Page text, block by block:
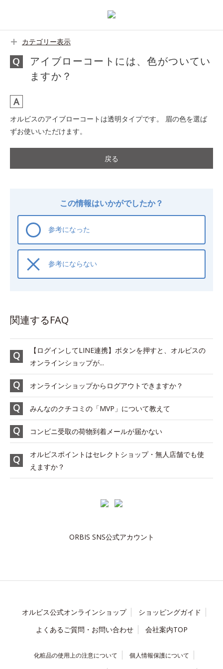
カテゴリー表示
アイブローコートには、色がついてい
ますか？
オルビスのアイブローコートは透明タイプです。 眉の色を選ば
ずお使いいただけます。
戻る
この情報はいかがでしたか？
参考になった
参考にならない
関連するFAQ
【ログインしてLINE連携】ボタンを押すと、オルビスの
オンラインショップが...
オンラインショップからログアウトできますか？
みんなのクチコミの「MVP」について教えて
コンビニ受取の荷物到着メールが届かない
オルビスポイントはセレクトショップ・無人店舗でも使
えますか？
ORBIS SNS公式アカウント
オルビス公式オンラインショップ
ショッピングガイド
よくあるご質問・お問い合わせ
会社案内TOP
化粧品の使用上の注意について 個人情報保護について